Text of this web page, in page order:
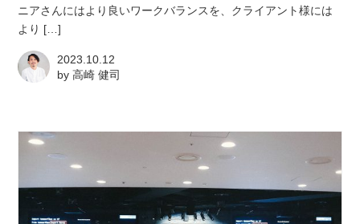
ニアさんにはより良いワークバランスを、クライアント様には
より […]
2023.10.12
by高崎 健司